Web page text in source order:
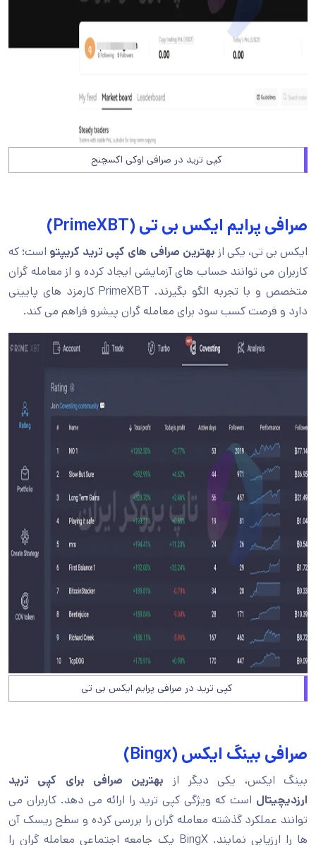
کپی ترید در صرافی اوکی اکسچنج
صرافی پرایم ایکس بی تی (PrimeXBT)
ایکس بی تی، یکی از بهترین صرافی های کپی ترید کریپتو است؛ که
کاربران می توانند حساب های آزمایشی ایجاد کرده و از معامله گران
متخصص و با تجربه الگو بگیرند. PrimeXBT کارمزد های پایینی
دارد و فرصت کسب سود برای معامله گران پیشرو فراهم می کند.
کپی ترید در صرافی پرایم ایکس بی تی
صرافی بینگ ایکس (Bingx)
بینگ ایکس، یکی دیگر از بهترین صرافی برای کپی ترید
ارزدیچیتال است که ویژگی کپی ترید را ارائه می دهد. کاربران می
توانند عملکرد گذشته معامله گران را بررسی کرده و سطح ریسک آن
ها را ارزیابی نمایند. BingX یک جامعه اجتماعی معامله گران را